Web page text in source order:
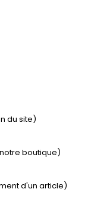
du site)
boutique)
d'un article)